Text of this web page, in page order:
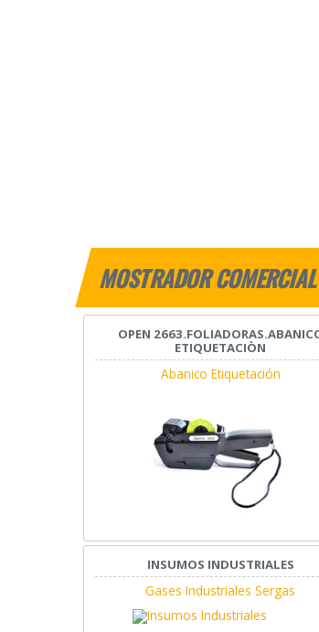
MOSTRADOR COMERCIAL
OPEN
ETIQUETACIÒN
Abanico Etiquetación
INSUMOS INDUSTRIALES
Gases Industriales Sergas